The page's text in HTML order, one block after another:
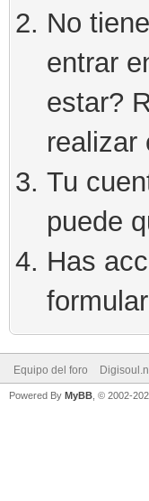
No
entrar
estar?
realizar
Tu
puede
Has
Equipo del foro
Powered By MyBB , © 2002-